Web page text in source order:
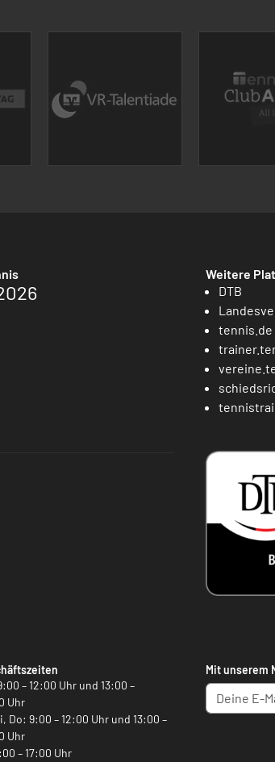
Weitere
DTB
tennis.de
– 12:00 Uhr und 13:00 –
Uhr
Do: 9:00 – 12:00 Uhr und 13:00 –
Uhr
– 17:00 Uhr
Mit unserem